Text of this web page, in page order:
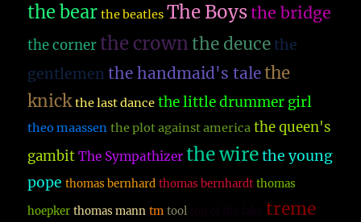
the bear the beatles The Boysthe bridge
the corner the crown the deuce the
gentlemen the handmaid's talethe
knick the last dance the little drummer girl
theo maassen the plot against america the queen's
gambit The Sympathizer the wire the young
pope thomas bernhard thomas bernhardt thomas
hoepker thomas mann tm tool treme